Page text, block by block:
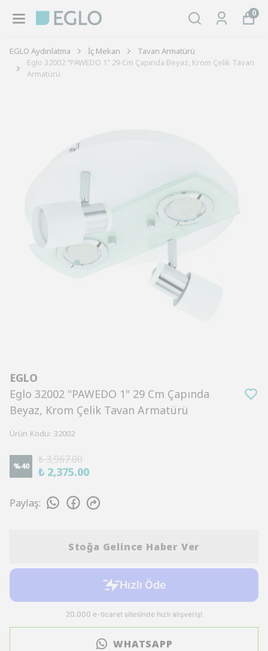
0
EGLO Aydınlatma İç Mekan
Tavan Armatürü
Eglo 32002 "PAWEDO 1" 29 Cm Çapında Beyaz, Krom Çelik Tavan
Armatürü
EGLO
Eglo 32002 "PAWEDO 1" 29 Cm Çapında
Beyaz, Krom Çelik Tavan Armatürü
Ürün Kodu: 32002
%40
₺ 3,967.00
₺ 2,375.00
Paylaş:
Stoğa Gelince Haber Ver
WHATSAPP